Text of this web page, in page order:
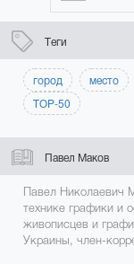
Теги
город место
ТОР-50
Павел Маков
Павел Николаевич
технике графики и
живописцев и
Украины, член-